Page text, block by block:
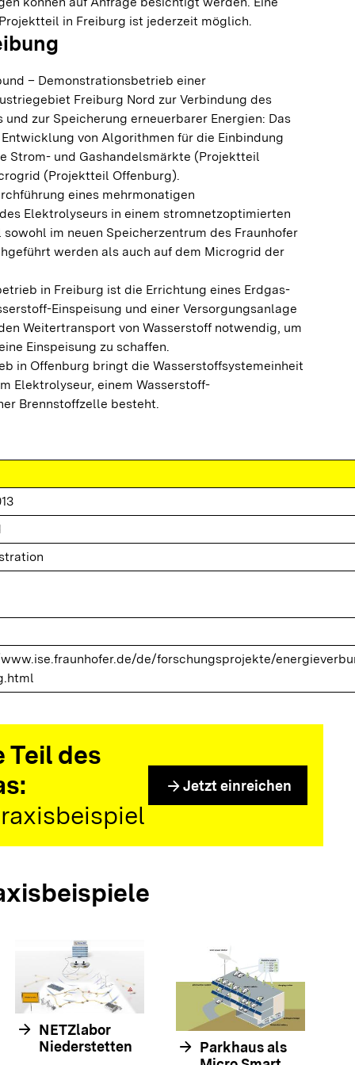
in Freiburg ist jederzeit möglich.
– Demonstrationsbetrieb einer
Freiburg Nord zur Verbindung des
und zur Speicherung erneuerbarer Energien: Das
von Algorithmen für die Einbindung
Strom- und Gashandelsmärkte (Projektteil
(Projektteil Offenburg).
eines mehrmonatigen
Elektrolyseurs in einem stromnetzoptimierten
im neuen Speicherzentrum des Fraunhofer
werden als auch auf dem Microgrid der
in Freiburg ist die Errichtung eines Erdgas-
Einspeisung und einer Versorgungsanlage
Weitertransport von Wasserstoff notwendig, um
Einspeisung zu schaffen.
in Offenburg bringt die Wasserstoffsystemeinheit
Elektrolyseur, einem Wasserstoff-
Brennstoffzelle besteht.
de/forschungsprojekte/
Teil des
arrow_forward Jetzt einreichen
arrow_forward NETZlabor
Niederstetten
arrow_forward Parkhaus als